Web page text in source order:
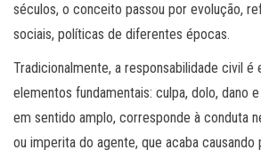
séculos, o conceito passou por evolução,
sociais, políticas de diferentes épocas.
Tradicionalmente, a responsabilidade civil é
elementos fundamentais: culpa, dolo, dano
em sentido amplo, corresponde à conduta
ou imperita do agente, que acaba